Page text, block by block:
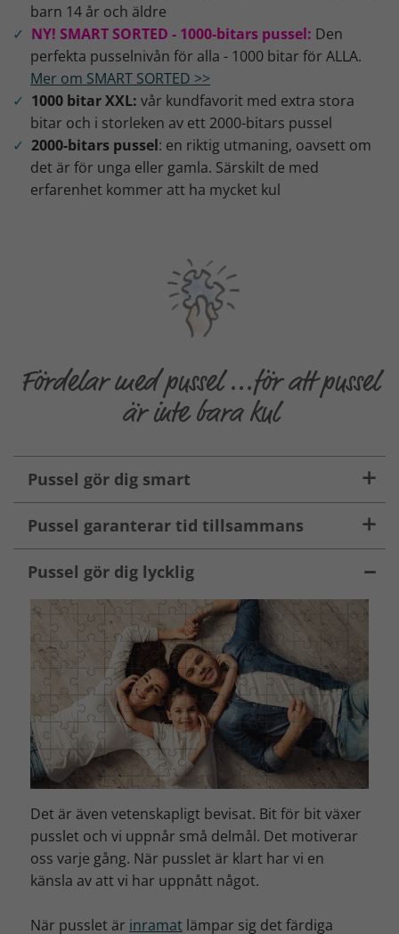
barn 14 år och äldre
NY! SMART SORTED - 1000-bitars pussel: Den
perfekta pusselnivån för alla - 1000 bitar för ALLA.
Mer om SMART SORTED >>
1000 bitar XXL: vår kundfavorit med extra stora
bitar och i storleken av ett 2000-bitars pussel
2000-bitars pussel: en riktig utmaning, oavsett om
det är för unga eller gamla. Särskilt de med
erfarenhet kommer att ha mycket kul
Fördelar med pussel ...för att pussel
är inte bara kul
Pussel gör dig smart
Pussel garanterar tid tillsammans
Pussel gör dig lycklig
Det är även vetenskapligt bevisat. Bit för bit växer
pusslet och vi uppnår små delmål. Det motiverar
oss varje gång. När pusslet är klart har vi en
känsla av att vi har uppnått något.
När pusslet är inramat lämpar sig det färdiga